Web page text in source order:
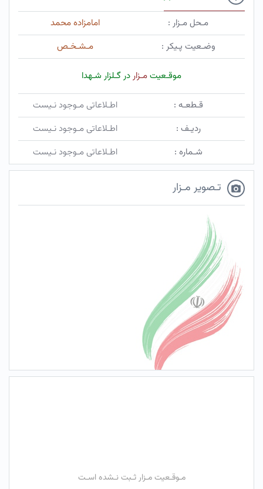
مـحل مـزار :
امامزاده محمد
وضـعیت پـیکر :
مـشـخـص
موقـعیتمـزاردر گـلزار شـهدا
قـطعـه :
اطـلاعاتی مـوجود نـیست
ردیـف :
اطـلاعاتی مـوجود نـیست
شـماره :
اطـلاعاتی مـوجود نـیست
تـصویر مـزار
مـوقـعیت مـزار ثـبت نـشده اسـت